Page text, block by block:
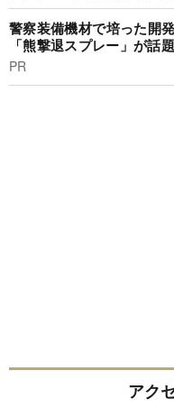
警察装備機材で培った開
「熊撃退スプレー」が話
PR
アク